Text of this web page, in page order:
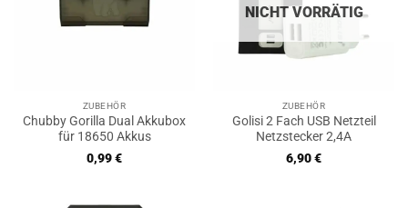
ZUBEHÖR
Chubby Gorilla Dual Akkubox
für 18650 Akkus
0,99€
NICHT VORRÄTIG
ZUBEHÖR
Golisi 2 Fach USB Netzteil
Netzstecker 2,4A
6,90€